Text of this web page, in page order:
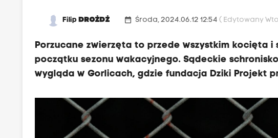
FilipDROŻDŻ date_range Środa, 2024.06.12 12:54( Edytowany
Porzucane zwierzęta to przede wszystkim kocięta
początku sezonu wakacyjnego. Sądeckie
wygląda w Gorlicach, gdzie fundacja Dziki Projekt